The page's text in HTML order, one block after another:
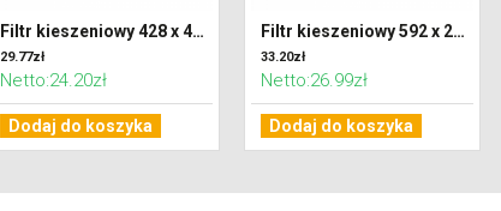
Filtr kieszeniowy 428 x 428 x 300 klasa G4 (Coarse 65%)
29.77zł
Netto:24.20zł
Dodaj do koszyka
Filtr kieszeniowy 592 x 287 x 300 klasa G4 (Coarse 65%)
33.20zł
Netto:26.99zł
Dodaj do koszyka